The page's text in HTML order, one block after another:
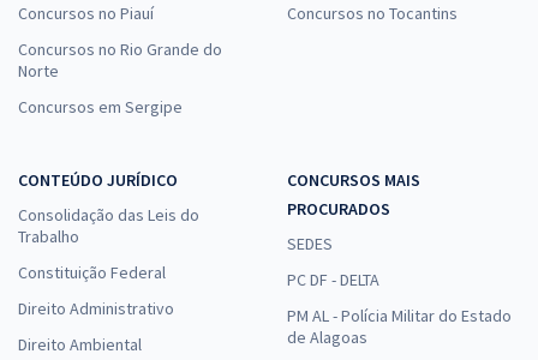
Concursos no Piauí
Concursos no Rio Grande do
Norte
Concursos em Sergipe
Concursos no Tocantins
CONTEÚDO JURÍDICO
Consolidação das Leis do
Trabalho
Constituição Federal
Direito Administrativo
Direito Ambiental
CONCURSOS MAIS
PROCURADOS
SEDES
PC DF - DELTA
PM AL - Polícia Militar do Estado
de Alagoas